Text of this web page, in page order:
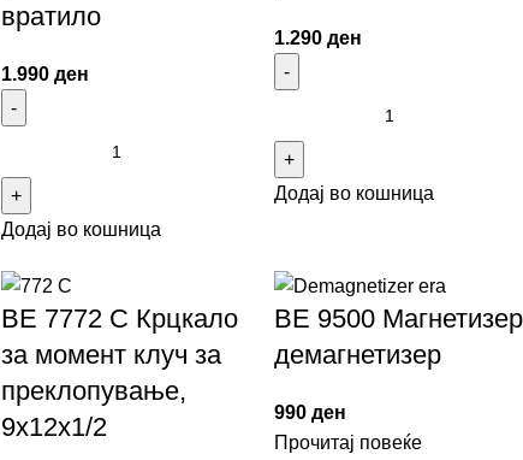
вратило
1.990 ден
Додај во кошница
1.290 ден
Додај во кошница
ВЕ 7772 C Крцкало
за момент клуч за
преклопување,
9x12x1/2
ВЕ 9500 Магнетизер
демагнетизер
990 ден
Прочитај повеќе